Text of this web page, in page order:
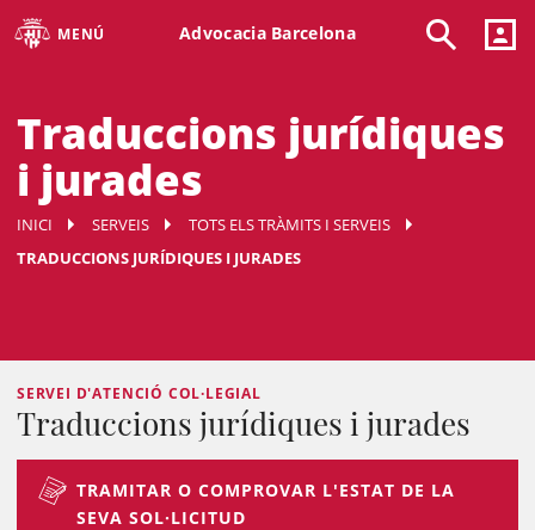
MENÚ Advocacia Barcelona
Traduccions jurídiques
i jurades
INICI SERVEIS
TOTS ELS TRÀMITS I SERVEIS
TRADUCCIONS JURÍDIQUES I JURADES
SERVEI D'ATENCIÓ COL·LEGIAL
Traduccions jurídiques i jurades
TRAMITAR O COMPROVAR L'ESTAT DE LA
SEVA SOL·LICITUD